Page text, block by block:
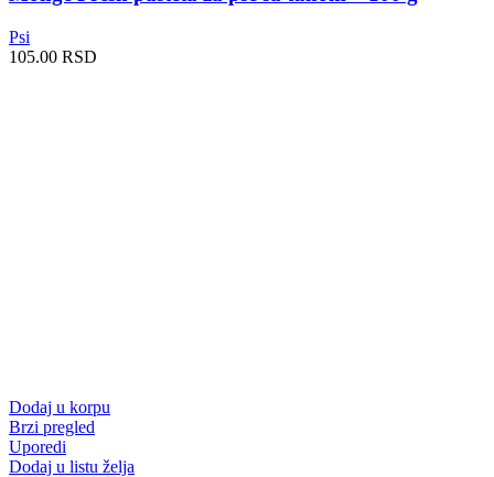
Psi
105.00 RSD
Dodaj u korpu
Brzi pregled
Uporedi
Dodaj u listu želja